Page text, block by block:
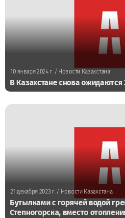
10 января 2024 г. / Новости Казахстана
В Казахстане снова
21 декабря 2023 г./ Новости Казахстана
Бутылками с горячей водой
Степногорска, вместо